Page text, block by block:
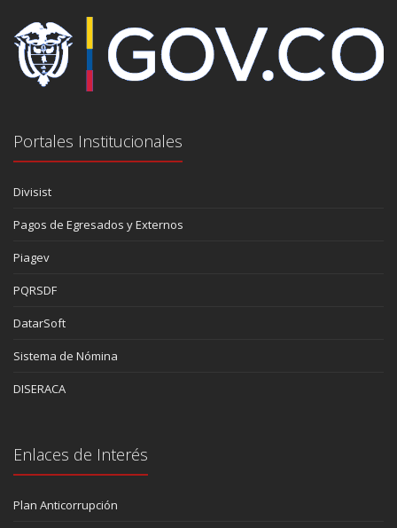
Portales Institucionales
Divisist
Pagos de Egresados y Externos
Piagev
PQRSDF
DatarSoft
Sistema de Nómina
DISERACA
Enlaces de Interés
Plan Anticorrupción